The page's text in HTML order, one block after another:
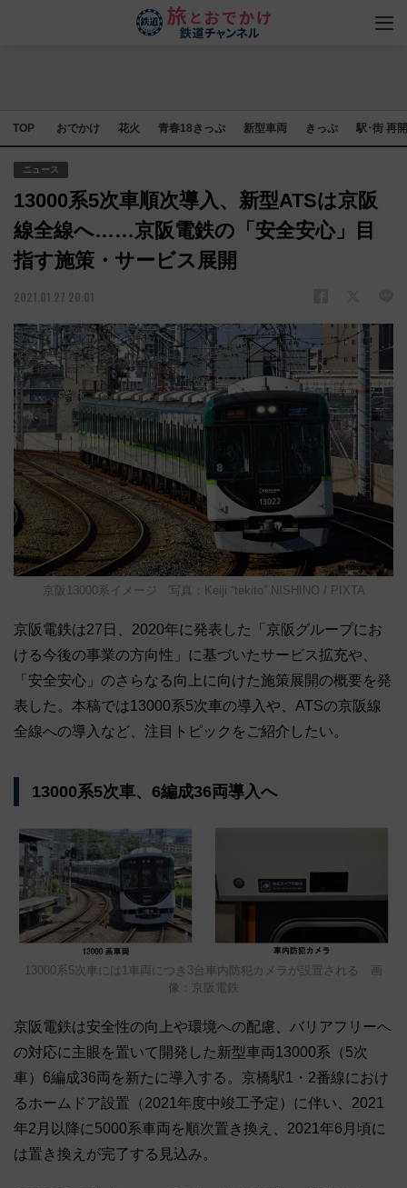
TOP おでかけ 花火 青春18きっぷ 新型車両 きっぷ 駅･街 再
ニュース
13000系5次車順次導入、新型ATSは京阪
線全線へ……京阪電鉄の「安全安心」目
指す施策・サービス展開
2021.01.27 20:01
京阪13000系イメージ 写真：Keiji “tekito” NISHINO / PIXTA
京阪電鉄は27日、2020年に発表した「京阪グループにお
ける今後の事業の方向性」に基づいたサービス拡充や、
「安全安心」のさらなる向上に向けた施策展開の概要を発
表した。本稿では13000系5次車の導入や、ATSの京阪線
全線への導入など、注目トピックをご紹介したい。
13000系5次車、6編成36両導入へ
13000系5次車には1車両につき3台車内防犯カメラが設置される 画
像：京阪電鉄
京阪電鉄は安全性の向上や環境への配慮、バリアフリーへ
の対応に主眼を置いて開発した新型車両13000系（5次
車）6編成36両を新たに導入する。京橋駅1・2番線におけ
るホームドア設置（2021年度中竣工予定）に伴い、2021
年2月以降に5000系車両を順次置き換え、2021年6月頃に
は置き換えが完了する見込み。